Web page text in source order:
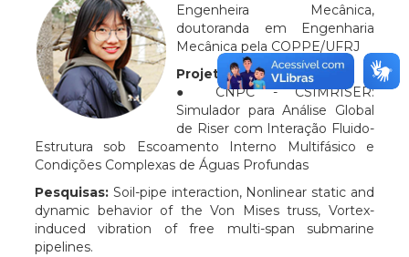
Engenheira Mecânica,
doutoranda em Engenharia
Mecânica pela COPPE/UFRJ
Projeto:
● CNPC - CSIMRISER:
Simulador para Análise Global
de Riser com Interação Fluido-
Estrutura sob Escoamento Interno Multifásico e
Condições Complexas de Águas Profundas
Pesquisas: Soil-pipe interaction, Nonlinear static and
dynamic behavior of the Von Mises truss, Vortex-
induced vibration of free multi-span submarine
pipelines.